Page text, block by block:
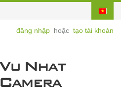
đăng nhập hoặc tạo tài khoản